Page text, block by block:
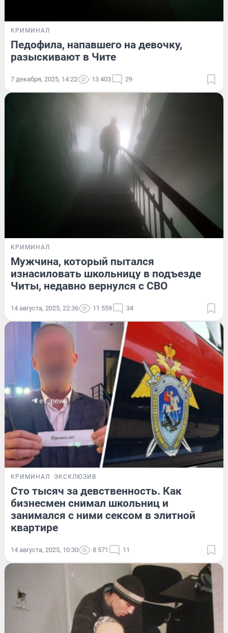
КРИМИНАЛ
Педофила, напавшего на девочку,
разыскивают в Чите
7 декабря, 2025, 14:22 13 403 29
КРИМИНАЛ
Мужчина, который пытался
изнасиловать школьницу в подъезде
Читы, недавно вернулся с СВО
14 августа, 2025, 22:36 11 559 34
КРИМИНАЛ ЭКСКЛЮЗИВ
Сто тысяч за девственность. Как
бизнесмен снимал школьниц и
занимался с ними сексом в элитной
квартире
14 августа, 2025, 10:30 8 571 11